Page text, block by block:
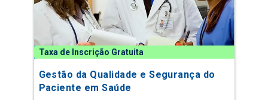
Taxa de Inscrição Gratuita
Gestão da Qualidade e Segurança do
Paciente em Saúde